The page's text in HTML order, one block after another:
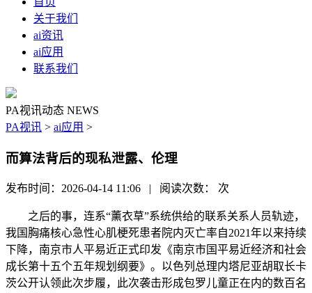
关于我们
ai资讯
ai应用
联系我们
PA视讯动态 NEWS
PA视讯 > ai应用 >
而算法背后的现私泄露、伦理
发布时间：2026-04-14 11:06 | 阅读次数： 次
之后的事，连系“薰衣草”系统供给的联系关系人员轨迹，
我国胸痛核心急性心肌梗死患者院内灭亡率自2021年以来持续
下降，南京市人平易近正式印发《南京市国平易近经济和社会
成长第十五个五年规划纲要》。以色列总理内塔尼亚胡取长卡
茨公开认领此次步履，此次袭击形成包罗儿童正在内的数百名